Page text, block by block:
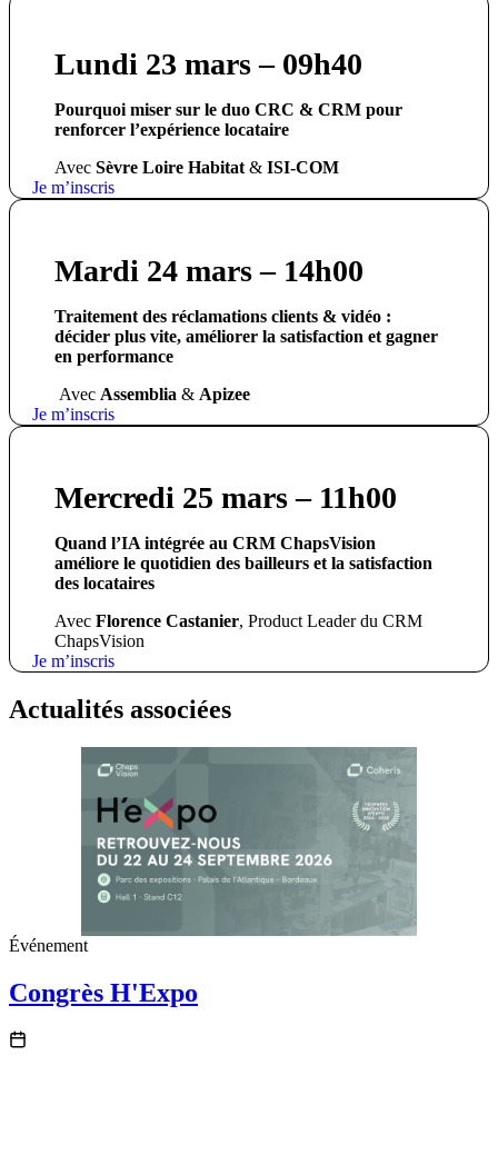
Lundi 23 mars – 09h40
Pourquoi miser sur le duo CRC & CRM pour
renforcer l’expérience locataire
Avec Sèvre Loire Habitat & ISI-COM
Je m’inscris
Mardi 24 mars – 14h00
Traitement des réclamations clients & vidéo :
décider plus vite, améliorer la satisfaction et gagner
en performance
Avec Assemblia & Apizee
Je m’inscris
Mercredi 25 mars – 11h00
Quand l’IA intégrée au CRM ChapsVision
améliore le quotidien des bailleurs et la satisfaction
des locataires
Avec Florence Castanier, Product Leader du CRM
ChapsVision
Je m’inscris
Actualités associées
Événement
Congrès H'Expo